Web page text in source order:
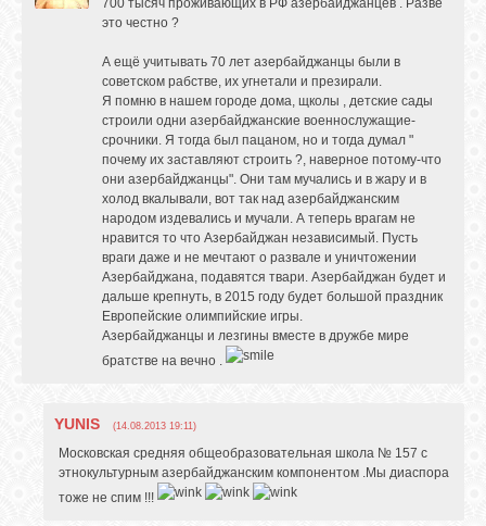
700 тысяч проживающих в РФ азербайджанцев . Разве
это честно ?
А ещё учитывать 70 лет азербайджанцы были в
советском рабстве, их угнетали и презирали.
Я помню в нашем городе дома, щколы , детские сады
строили одни азербайджанские военнослужащие-
срочники. Я тогда был пацаном, но и тогда думал "
почему их заставляют строить ?, наверное потому-что
они азербайджанцы". Они там мучались и в жару и в
холод вкалывали, вот так над азербайджанским
народом издевались и мучали. А теперь врагам не
нравится то что Азербайджан независимый. Пусть
враги даже и не мечтают о развале и уничтожении
Азербайджана, подавятся твари. Азербайджан будет и
дальше крепнуть, в 2015 году будет большой праздник
Европейские олимпийские игры.
Азербайджанцы и лезгины вместе в дружбе мире
братстве на вечно .
YUNIS (14.08.2013 19:11)
Московская средняя общеобразовательная школа № 157 с
этнокультурным азербайджанским компонентом .Мы диаспора
тоже не спим !!!